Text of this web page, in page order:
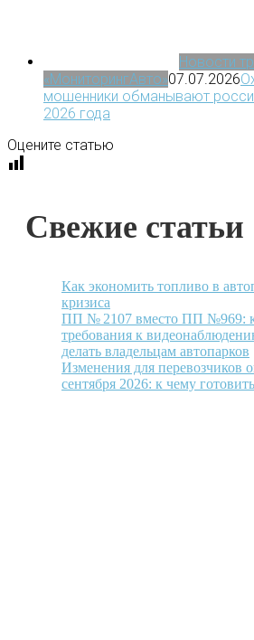
Новости
«МониторингАвто»07.07.2026
мошенники обманывают
2026 года
Оцените статью
Свежие статьи
Как экономить топливо в
кризиса
ПП № 2107 вместо ПП №969:
требования к
делать владельцам автопарков
Изменения для перевозчиков
сентября 2026: к чему